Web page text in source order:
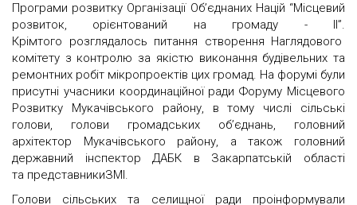
Програми розвитку Організації Об’єднаних Націй “Місцевий
розвиток, орієнтований на громаду - ІІ”.
Крімтого розглядалось питання створення Наглядового
комітету з контролю за якістю виконання будівельних та
ремонтних робіт мікропроектів цих громад. На форумі були
присутні учасники координаційної ради Форуму Місцевого
Розвитку Мукачівського району, в тому числі сільські
голови, голови громадських об’єднань, головний
архітектор Мукачівського району, а також головний
державний інспектор ДАБК в Закарпатській області
та представникиЗМІ.
Голови сільських та селищної ради проінформували